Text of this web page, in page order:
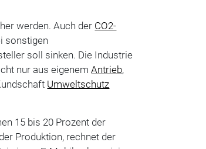
werden. Auch der CO2-
sonstigen
soll sinken. Die Industrie
nur aus eigenemAntrieb,
Umweltschutz
15 bis 20 Prozent der
Produktion, rechnet der